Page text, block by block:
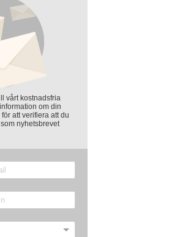
vårt kostnadsfria
om din
att verifiera att du
nyhetsbrevet